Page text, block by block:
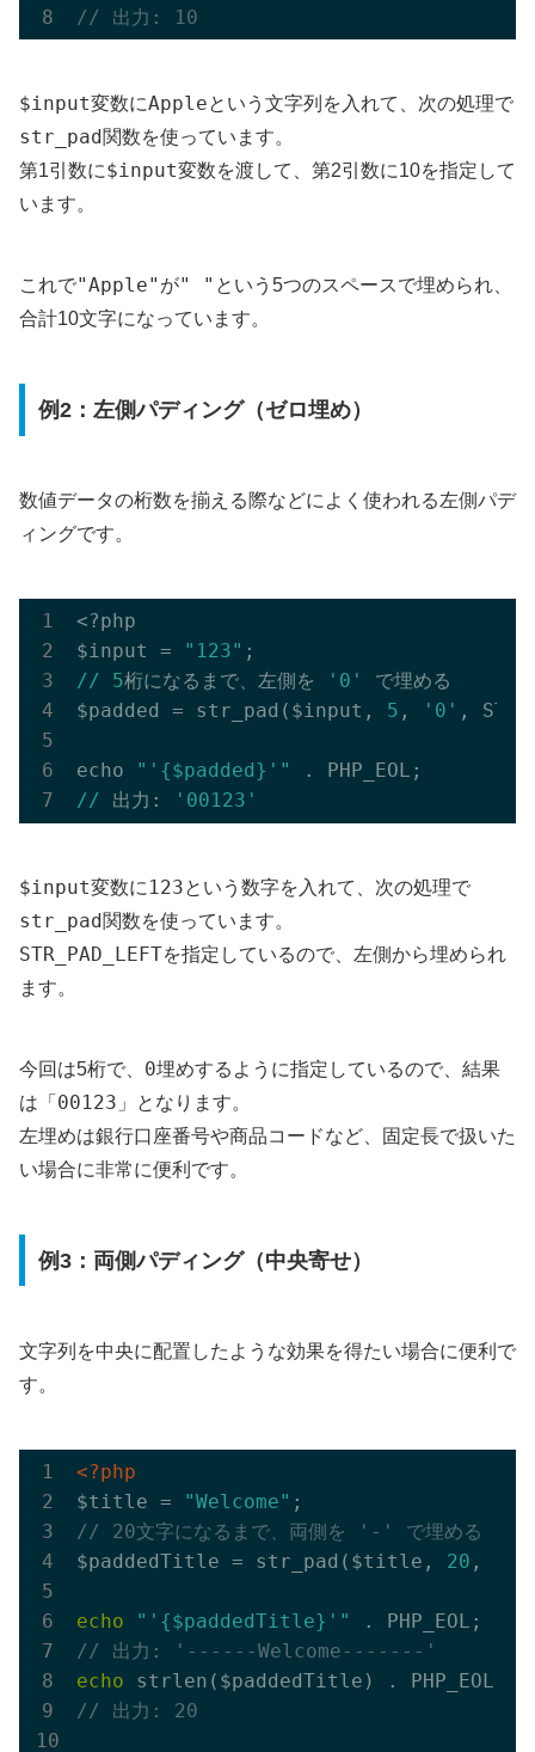
// 出力: 10
$input変数にAppleという文字列を入れて、次の処理で
str_pad関数を使っています。
第1引数に$input変数を渡して、第2引数に10を指定して
います。
これで"Apple" が" " という5つのスペースで埋められ、
合計10文字になっています。
例2：左側パディング（ゼロ埋め）
数値データの桁数を揃える際などによく使われる左側パデ
ィングです。
<?php
$input =
"123"
//
5桁になるまで、左側を '0'
で埋める
$padded = str_pad($input, 5 , '0' ,
echo "'{$padded}'"
//
出力: '00123'
$input変数に 123という数字を入れて、次の処理で
str_pad関数を使っています。
STR_PAD_LEFTを指定しているので、左側から埋められ
ます。
今回は5桁で、 0埋めするように指定しているので、結果
は「 00123 」となります。
左埋めは銀行口座番号や商品コードなど、固定長で扱いた
い場合に非常に便利です。
例3：両側パディング（中央寄せ）
文字列を中央に配置したような効果を得たい場合に便利で
す。
<?php
$title =
"Welcome"
// 20文字になるまで、両側を '-' で埋める
$paddedTitle = str_pad($title, 20 ,
echo "'{$paddedTitle}'"
// 出力: '------Welcome-------'
echo
// 出力: 20